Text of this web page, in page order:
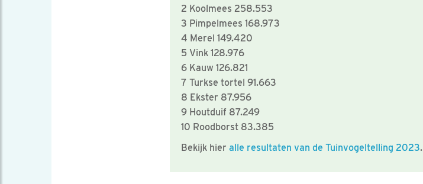
2 Koolmees 258.553
3 Pimpelmees 168.973
4 Merel 149.420
5 Vink 128.976
6 Kauw 126.821
7 Turkse tortel 91.663
8 Ekster 87.956
9 Houtduif 87.249
10 Roodborst 83.385
Bekijk hier alle resultaten van de Tuinvogeltelling 2023.